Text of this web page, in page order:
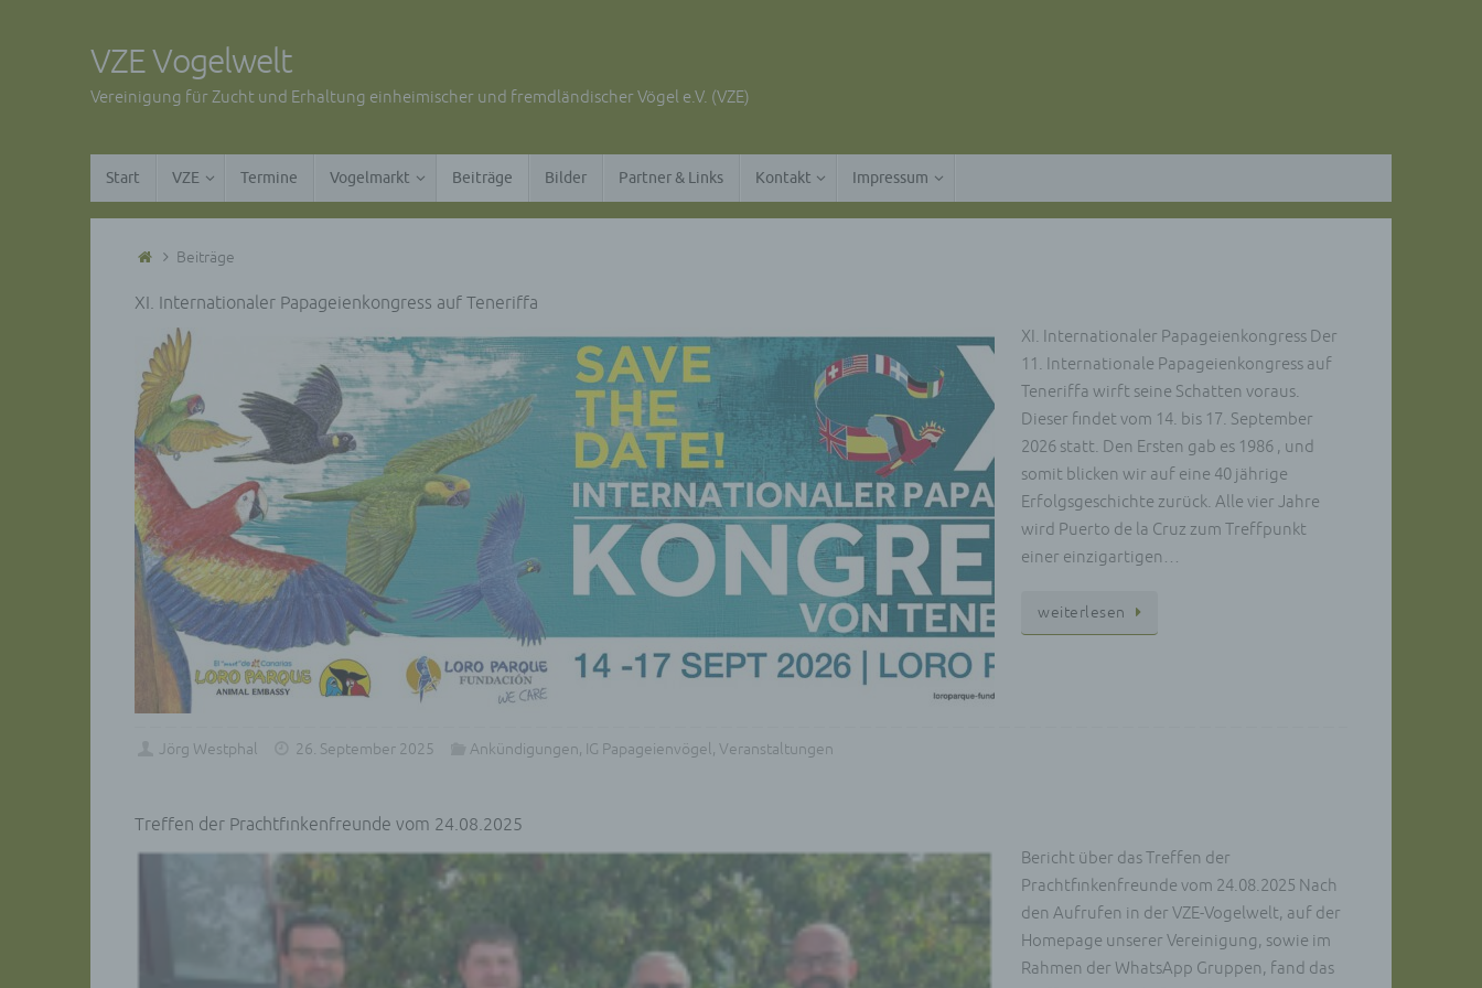
VZE Vogelwelt
Vereinigung für Zucht und Erhaltung einheimischer und fremdländischer Vögel e.V. (VZE)
Inhalt
Start VZE Termine Vogelmarkt Beiträge Bilder Partner & Links Kontakt Impressum
StartBeiträge
XI. Internationaler Papageienkongress auf Teneriffa
XI. Internationaler Papageienkongress Der
11. Internationale Papageienkongress auf
Teneriffa wirft seine Schatten voraus.
Dieser findet vom 14. bis 17. September
2026 statt. Den Ersten gab es 1986 , und
somit blicken wir auf eine 40 jährige
Erfolgsgeschichte zurück. Alle vier Jahre
wird Puerto de la Cruz zum Treffpunkt
einer einzigartigen…
wei­ter­le­sen
Jörg Westphal 26. September 2025 Ankündigungen, IG Papageienvögel, Veranstaltungen
Treffen der Prachtfinkenfreunde vom 24.08.2025
Bericht über das Treffen der
Prachtfinkenfreunde vom 24.08.2025 Nach
den Aufrufen in der VZE-Vogelwelt, auf der
Homepage unserer Vereinigung, sowie im
Rahmen der WhatsApp Gruppen, fand das